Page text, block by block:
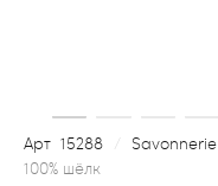
15288 Savonnerie